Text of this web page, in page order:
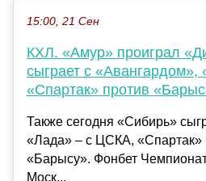
15:00, 21 Сен
КХЛ. «Амур» проиграл
сыграет с
«Спартак» против
Также сегодня «Сибирь»
«Лада» – с ЦСКА, «Спартак»
«Барысу». Фонбет
Моск...